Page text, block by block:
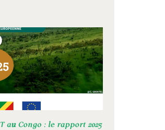
au Congo : le rapport 2025